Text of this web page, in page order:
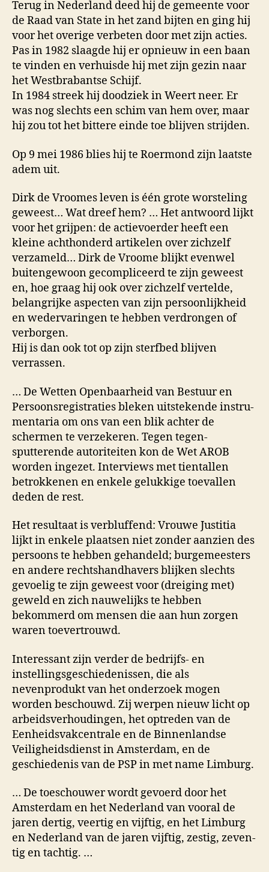
Terug in Nederland deed hij de gemeente voor
de Raad van State in het zand bijten en ging hij
voor het overige verbeten door met zijn acties.
Pas in 1982 slaagde hij er opnieuw in een baan
te vinden en ver­huisde hij met zijn gezin naar
het West­brabantse Schijf.
In 1984 streek hij doodziek in Weert neer. Er
was nog slechts een schim van hem over, maar
hij zou tot het bittere einde toe blijven strijden.
Op 9 mei 1986 blies hij te Roer­mond zijn laatste
adem uit.
Dirk de Vroomes leven is één grote worsteling
geweest… Wat dreef hem? … Het antwoord lijkt
voor het grijpen: de actie­voerder heeft een
kleine achthonderd artikelen over zichzelf
verzameld… Dirk de Vroome blijkt evenwel
buitengewoon gecom­pliceerd te zijn geweest
en, hoe graag hij ook over zich­zelf vertelde,
belangrijke aspecten van zijn persoonlijk­heid
en wedervaringen te hebben verdrongen of
verborgen.
Hij is dan ook tot op zijn sterfbed blijven
verrassen.
… De Wetten Open­baarheid van Bestuur en
Persoons­registra­ties bleken uitsteken­de instru­
mentaria om ons van een blik achter de
schermen te verzekeren. Tegen tegen­
sputterende autoriteiten kon de Wet AROB
worden ingezet. Inter­views met tientallen
betrok­kenen en enkele gelukkige toevallen
deden de rest.
Het resul­taat is verbluf­fend: Vrouwe Justitia
lijkt in enkele plaatsen niet zonder aanzien des
persoons te hebben gehandeld; burge­meesters
en andere rechtshandhavers blijken slechts
gevoelig te zijn geweest voor (dreiging met)
geweld en zich nauwelijks te hebben
bekommerd om mensen die aan hun zorgen
waren toever­trouwd.
Interessant zijn verder de bedrijfs- en
instellingsgeschiedenissen, die als
nevenprodukt van het onderzoek mogen
worden beschouwd. Zij werpen nieuw licht op
arbeidsverhoudingen, het optreden van de
Eenheids­vakcentrale en de Binnenlandse
Veiligheidsdienst in Amsterdam, en de
geschiedenis van de PSP in met name Limburg.
… De toeschouwer wordt gevoerd door het
Amsterdam en het Neder­land van vooral de
jaren dertig, veertig en vijftig, en het Limburg
en Nederland van de jaren vijftig, zestig, zeven­
tig en tach­tig. …